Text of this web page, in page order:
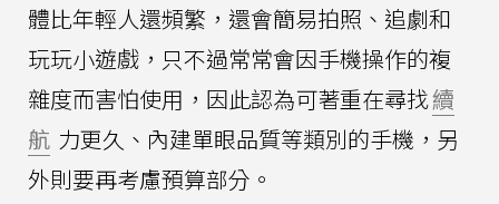
體比年輕人還頻繁，還會簡易拍照、追劇和
玩玩小遊戲，只不過常常會因手機操作的複
雜度而害怕使用，因此認為可著重在尋找續
航 力更久、內建單眼品質等類別的手機，另
外則要再考慮預算部分。